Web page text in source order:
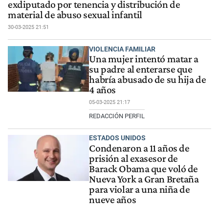
exdiputado por tenencia y distribución de
material de abuso sexual infantil
30-03-2025 21:51
VIOLENCIA FAMILIAR
Una mujer intentó matar a
su padre al enterarse que
habría abusado de su hija de
4 años
05-03-2025 21:17
REDACCIÓN PERFIL
ESTADOS UNIDOS
Condenaron a 11 años de
prisión al exasesor de
Barack Obama que voló de
Nueva York a Gran Bretaña
para violar a una niña de
nueve años